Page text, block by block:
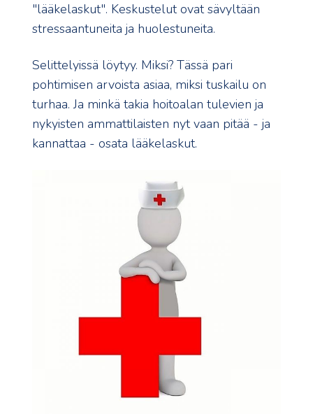
"lääkelaskut". Keskustelut ovat sävyltään
stressaantuneita ja huolestuneita.
Selittelyissä löytyy. Miksi? Tässä pari
pohtimisen arvoista asiaa, miksi tuskailu on
turhaa. Ja minkä takia hoitoalan tulevien ja
nykyisten ammattilaisten nyt vaan pitää - ja
kannattaa - osata lääkelaskut.